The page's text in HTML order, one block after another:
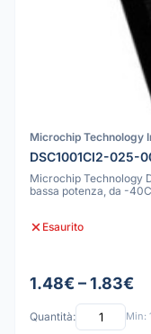
Microchip Technology
DSC1001CI2-025-
Microchip Technology
bassa potenza, da -
Esaurito
1.48€ – 1.83€
Quantità: Min: